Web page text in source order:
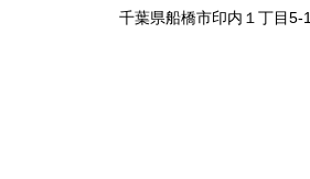
千葉県船橋市印内１丁目5-1